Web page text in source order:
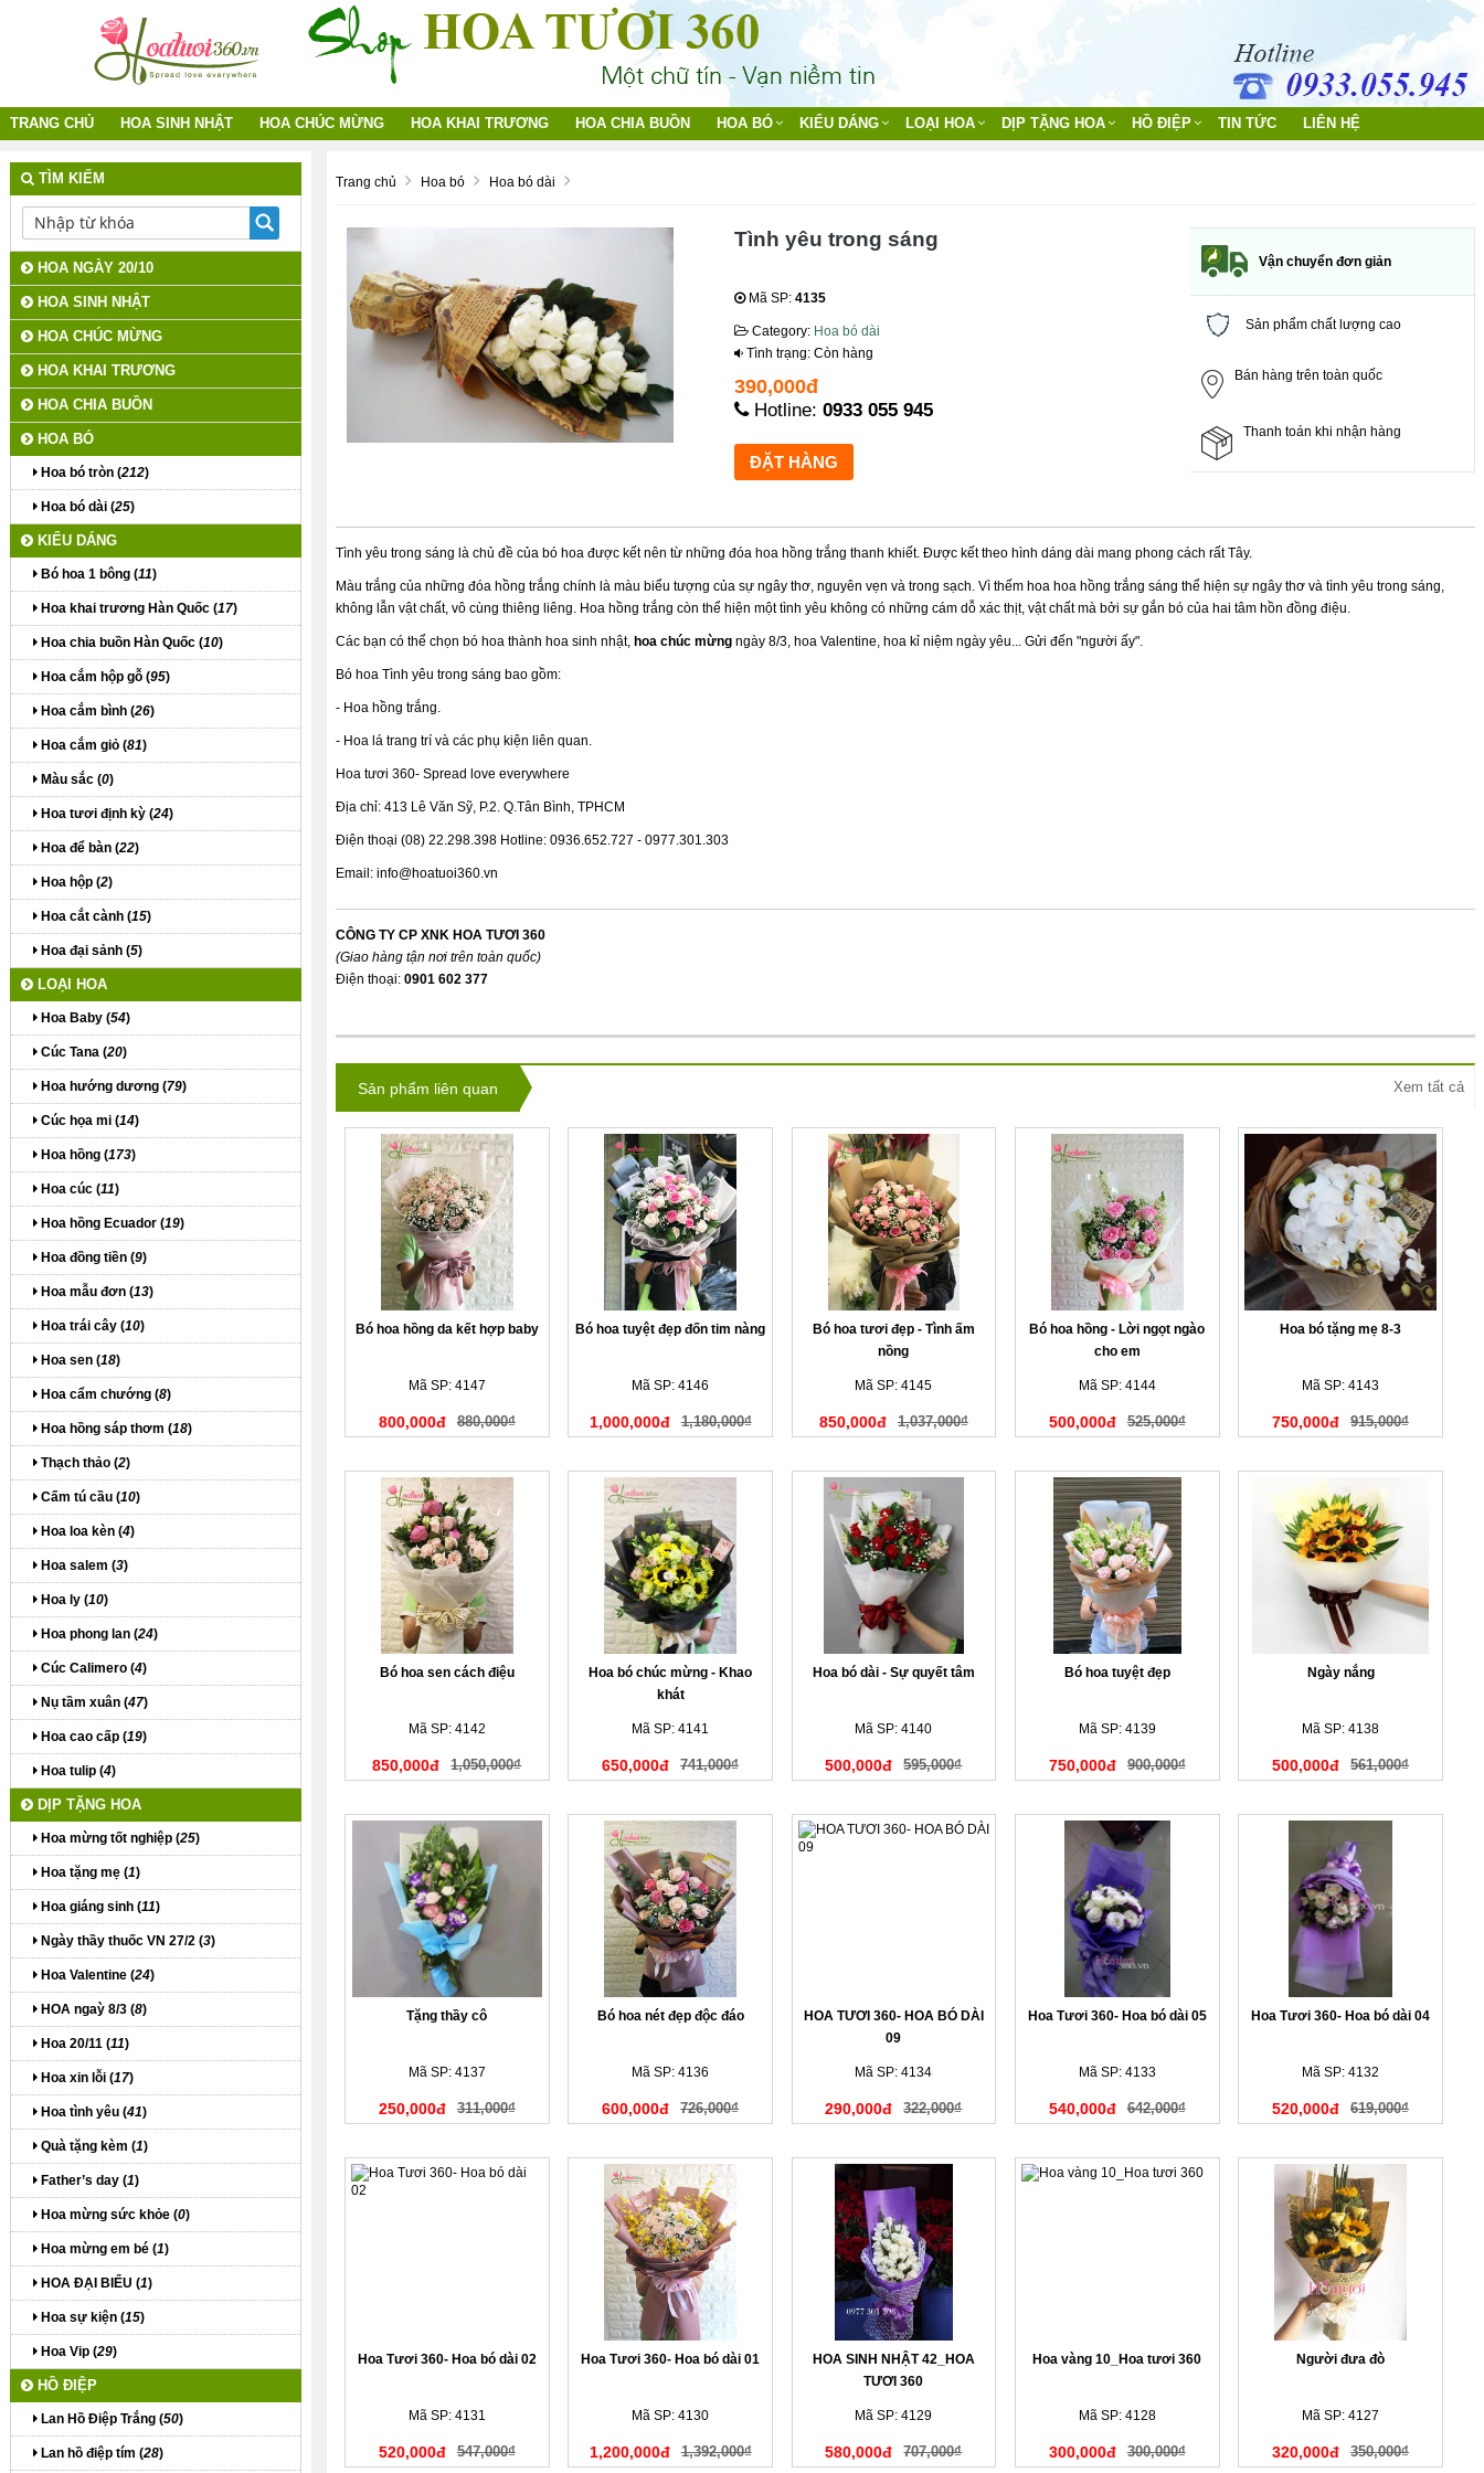
TRANG CHỦ HOA SINH NHẬT HOA CHÚC MỪNG HOA KHAI TRƯƠNG HOA CHIA BUỒN HOA BÓ KIỂU DÁNG LOẠI HOA DỊP TẶNG HOA HỒ ĐIỆP TIN TỨC LIÊN HỆ
Trang chủ Hoa bó Hoa bó dài
Tình yêu trong sáng
Mã SP: 4135
Category: Hoa bó dài
Tình trạng: Còn hàng
390,000đ
Hotline: 0933 055 945
Vận chuyển đơn giản
Sản phẩm chất lượng cao
Bán hàng trên toàn quốc
Thanh toán khi nhận hàng
Tình yêu trong sáng là chủ đề của bó hoa được kết nên từ những đóa hoa hồng trắng thanh khiết. Được kết theo hình dáng dài mang phong cách rất Tây.
Màu trắng của những đóa hồng trắng chính là màu biểu tượng của sự ngây thơ, nguyên vẹn và trong sạch. Vì thếm hoa hoa hồng trắng sáng thể hiện sự ngây thơ và tình yêu trong sáng,
không lẫn vật chất, vô cùng thiêng liêng. Hoa hồng trắng còn thể hiện một tình yêu không có những cám dỗ xác thịt, vật chất mà bởi sự gắn bó của hai tâm hồn đồng điệu.
Các bạn có thể chọn bó hoa thành hoa sinh nhật, hoa chúc mừngngày 8/3, hoa Valentine, hoa kỉ niệm ngày yêu... Gửi đến "người ấy".
Bó hoa Tình yêu trong sáng bao gồm:
- Hoa hồng trắng.
- Hoa lá trang trí và các phụ kiện liên quan.
Hoa tươi 360- Spread love everywhere
Địa chỉ: 413 Lê Văn Sỹ, P.2. Q.Tân Bình, TPHCM
Điện thoại (08) 22.298.398 Hotline: 0936.652.727 - 0977.301.303
Email: info@hoatuoi360.vn
CÔNG TY CP XNK HOA TƯƠI 360
(Giao hàng tận nơi trên toàn quốc)
Điện thoại: 0901 602 377
Sản phẩm liên quan Xem tất cả
Bó hoa hồng da kết hợp baby
Mã SP: 4147
800,000đ 880,000₫
Bó hoa tuyệt đẹp đốn tim nàng
Mã SP: 4146
1,000,000đ 1,180,000₫
Bó hoa tươi đẹp - Tình ấm
nồng
Mã SP: 4145
850,000đ 1,037,000₫
Bó hoa hồng - Lời ngọt ngào
cho em
Mã SP: 4144
500,000đ 525,000₫
Hoa bó tặng mẹ 8-3
Mã SP: 4143
750,000đ 915,000₫
Bó hoa sen cách điệu
Mã SP: 4142
850,000đ 1,050,000₫
Hoa bó chúc mừng - Khao
khát
Mã SP: 4141
650,000đ 741,000₫
Hoa bó dài - Sự quyết tâm
Mã SP: 4140
500,000đ 595,000₫
Bó hoa tuyệt đẹp
Mã SP: 4139
750,000đ 900,000₫
Ngày nắng
Mã SP: 4138
500,000đ 561,000₫
Tặng thầy cô
Mã SP: 4137
250,000đ 311,000₫
Bó hoa nét đẹp độc đáo
Mã SP: 4136
600,000đ 726,000₫
HOA TƯƠI 360- HOA BÓ DÀI
09
Mã SP: 4134
290,000đ 322,000₫
Hoa Tươi 360- Hoa bó dài 05
Mã SP: 4133
540,000đ 642,000₫
Hoa Tươi 360- Hoa bó dài 04
Mã SP: 4132
520,000đ 619,000₫
Hoa Tươi 360- Hoa bó dài 02
Mã SP: 4131
520,000đ 547,000₫
Hoa Tươi 360- Hoa bó dài 01
Mã SP: 4130
1,200,000đ 1,392,000₫
HOA SINH NHẬT 42_HOA
TƯƠI 360
Mã SP: 4129
580,000đ 707,000₫
Hoa vàng 10_Hoa tươi 360
Mã SP: 4128
300,000đ 300,000₫
Người đưa đò
Mã SP: 4127
320,000đ 350,000₫
TÌM KIẾM
HOA NGÀY 20/10
HOA SINH NHẬT
HOA CHÚC MỪNG
HOA KHAI TRƯƠNG
HOA CHIA BUỒN
HOA BÓ
Hoa bó tròn (212)
Hoa bó dài (25)
KIỂU DÁNG
Bó hoa 1 bông (11)
Hoa khai trương Hàn Quốc (17)
Hoa chia buồn Hàn Quốc (10)
Hoa cắm hộp gỗ (95)
Hoa cắm bình (26)
Hoa cắm giỏ (81)
Màu sắc (0)
Hoa tươi định kỳ (24)
Hoa để bàn (22)
Hoa hộp (2)
Hoa cắt cành (15)
Hoa đại sảnh (5)
LOẠI HOA
Hoa Baby (54)
Cúc Tana (20)
Hoa hướng dương (79)
Cúc họa mi (14)
Hoa hồng (173)
Hoa cúc (11)
Hoa hồng Ecuador (19)
Hoa đồng tiền (9)
Hoa mẫu đơn (13)
Hoa trái cây (10)
Hoa sen (18)
Hoa cẩm chướng (8)
Hoa hồng sáp thơm (18)
Thạch thảo (2)
Cấm tú cầu (10)
Hoa loa kèn (4)
Hoa salem (3)
Hoa ly (10)
Hoa phong lan (24)
Cúc Calimero (4)
Nụ tầm xuân (47)
Hoa cao cấp (19)
Hoa tulip (4)
DỊP TẶNG HOA
Hoa mừng tốt nghiệp (25)
Hoa tặng mẹ (1)
Hoa giáng sinh (11)
Ngày thầy thuốc VN 27/2 (3)
Hoa Valentine (24)
HOA ngaỳ 8/3 (8)
Hoa 20/11 (11)
Hoa xin lỗi (17)
Hoa tình yêu (41)
Quà tặng kèm (1)
Father’s day (1)
Hoa mừng sức khỏe (0)
Hoa mừng em bé (1)
HOA ĐẠI BIỂU (1)
Hoa sự kiện (15)
Hoa Vip (29)
HỒ ĐIỆP
Lan Hồ Điệp Trắng (50)
Lan hồ điệp tím (28)